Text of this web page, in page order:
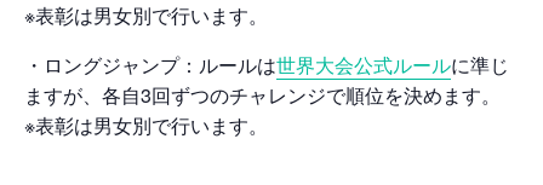
※表彰は男女別で行います。
・ロングジャンプ：ルールは世界大会公式ルールに準じ
ますが、各自3回ずつのチャレンジで順位を決めます。
※表彰は男女別で行います。